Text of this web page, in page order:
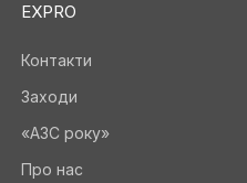
EXPRO
Контакти
Заходи
«АЗС року»
Про нас